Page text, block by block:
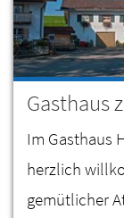
Gasthaus
Im Gasthaus
herzlich
gemütlicher